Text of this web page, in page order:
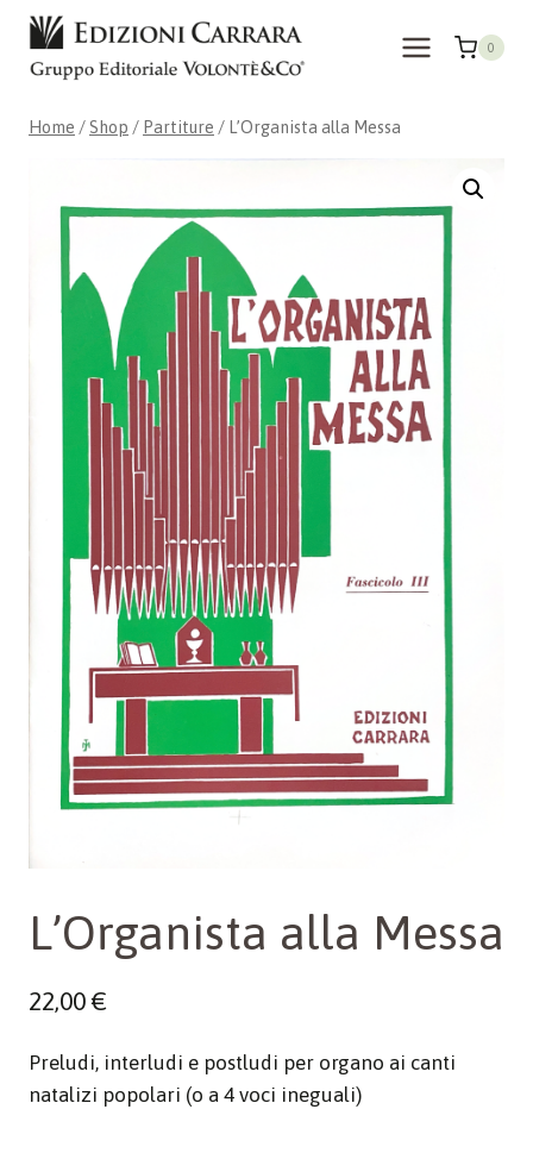
Skip
content
0
Home / Shop / Partiture / L’Organista alla Messa
L’Organista alla Messa
22,00€
Preludi, interludi e postludi per organo ai canti
natalizi popolari (o a 4 voci ineguali)